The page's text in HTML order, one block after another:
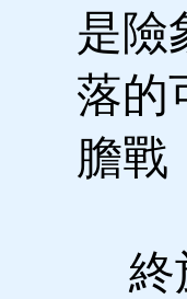
是險
落的
膽戰
終